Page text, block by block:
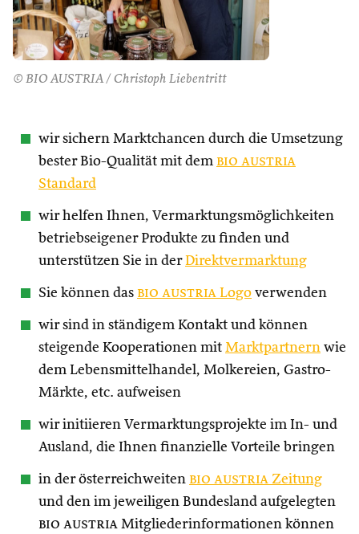
© BIO AUSTRIA / Christoph Liebentritt
wir sichern Marktchancen durch die Umsetzung
bester Bio-Qualität mit dem bio austria
Standard
wir helfen Ihnen, Vermarktungsmöglichkeiten
betriebseigener Produkte zu finden und
unterstützen Sie in derDirektvermarktung
Sie können das bio austria Logo verwenden
wir sind in ständigem Kontakt und können
steigende Kooperationen mit Marktpartnern wie
dem Lebensmittelhandel, Molkereien, Gastro-
Märkte, etc. aufweisen
wir initiieren Vermarktungsprojekte im In- und
Ausland, die Ihnen finanzielle Vorteile bringen
in der österreichweiten bio austria Zeitung
und den im jeweiligen Bundesland aufgelegten
bio austria Mitgliederinformationen können